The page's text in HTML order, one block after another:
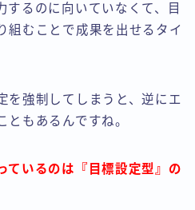
するのに向いていなくて、目
組むことで成果を出せるタイ
を強制してしまうと、逆にエ
ともあるんですね。
ているのは『目標設定型』の